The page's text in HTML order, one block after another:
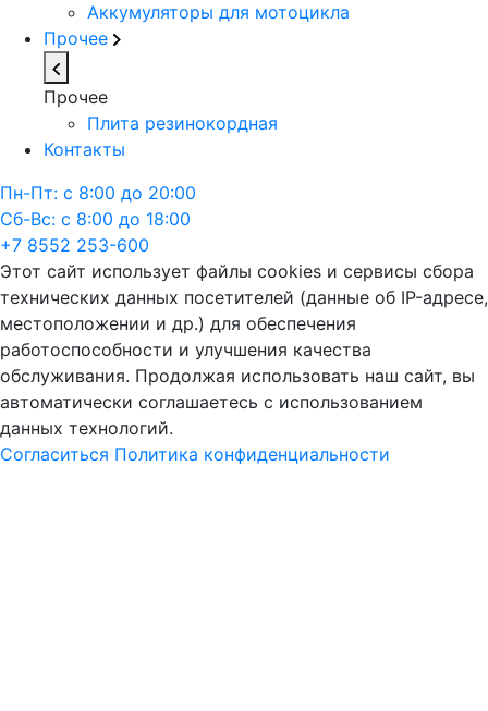
Аккумуляторы для мотоцикла
Прочее
Прочее
Плита резинокордная
Контакты
Пн-Пт: с 8:00 до 20:00
Сб-Вс: с 8:00 до 18:00
+7 8552 253-600
Этот сайт использует файлы cookies и сервисы сбора
технических данных посетителей (данные об IP-адресе,
местоположении и др.) для обеспечения
работоспособности и улучшения качества
обслуживания. Продолжая использовать наш сайт, вы
автоматически соглашаетесь с использованием
данных технологий.
Согласиться Политика конфиденциальности